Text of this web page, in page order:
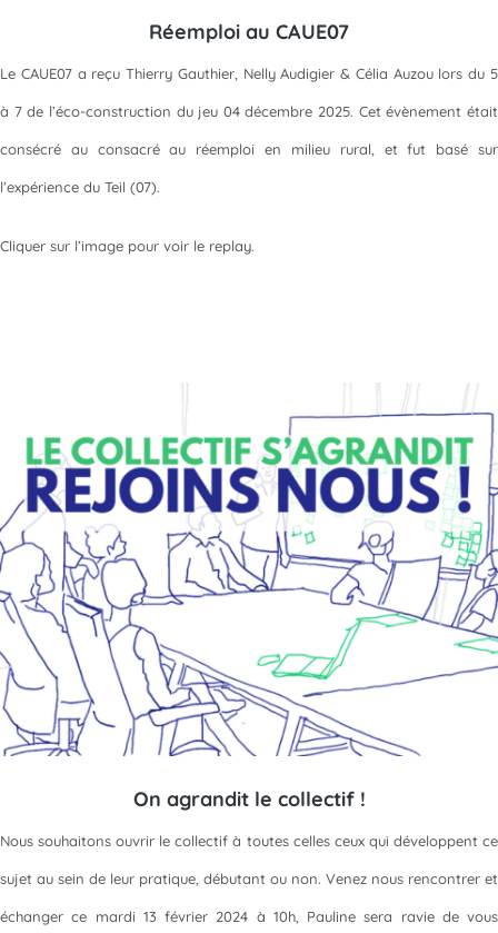
Réemploi au CAUE07
Le CAUE07 a reçu Thierry Gauthier, Nelly Audigier & Célia Auzou lors du 5
à 7 de l’éco-construction du jeu 04 décembre 2025. Cet évènement était
consécré au consacré au réemploi en milieu rural, et fut basé sur
l’expérience du Teil (07).
Cliquer sur l’image pour voir le replay.
On agrandit le collectif !
Nous souhaitons ouvrir le collectif à toutes celles ceux qui développent ce
sujet au sein de leur pratique, débutant ou non. Venez nous rencontrer et
échanger ce mardi 13 février 2024 à 10h, Pauline sera ravie de vous